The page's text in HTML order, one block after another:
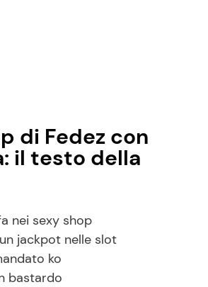
di Fedez con
il testo della
nei sexy shop
jackpot nelle slot
ko
bastardo